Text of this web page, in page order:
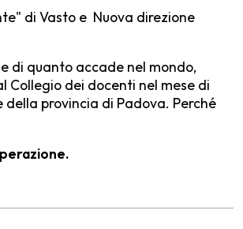
di Vasto e Nuova direzione
di quanto accade nel mondo,
dei docenti nel mese di
provincia di Padova. Perché